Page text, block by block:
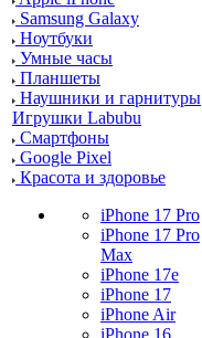
Samsung Galaxy
Ноутбуки
Умные часы
Планшеты
Наушники и гарнитуры
Игрушки Labubu
Смартфоны
Google Pixel
Красота и здоровье
iPhone 17 Pro
iPhone 17 Pro
Max
iPhone 17e
iPhone 17
iPhone Air
iPhone 16